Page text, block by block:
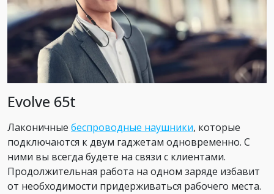
Evolve 65t
Лаконичные беспроводные наушники, которые
подключаются к двум гаджетам одновременно. С
ними вы всегда будете на связи с клиентами.
Продолжительная работа на одном заряде избавит
от необходимости придерживаться рабочего места.